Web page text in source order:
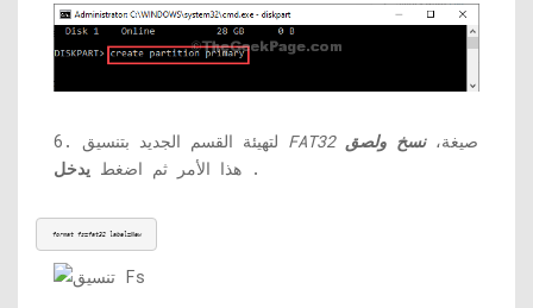
FAT32 صيغة،نسخ ولصق
هذا الأمر ثم اضغط يدخل .
format fs=fat32 label=New